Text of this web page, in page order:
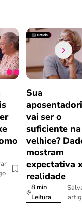
Sua
vai ser o
suficiente na
velhice?
mostram
expectativa x
realidade
8 min
Leitura